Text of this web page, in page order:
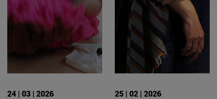
24 | 03 | 2026 25 | 02 | 2026